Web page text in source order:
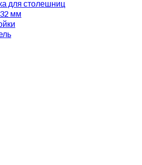
для столешниц
32 мм